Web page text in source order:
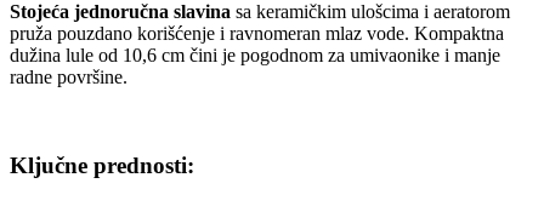
Stojeća jednoručna slavina sa keramičkim ulošcima i aeratorom
pruža pouzdano korišćenje i ravnomeran mlaz vode. Kompaktna
dužina lule od 10,6 cm čini je pogodnom za umivaonike i manje
radne površine.
Ključne prednosti: